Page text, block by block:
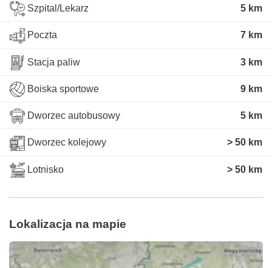
Szpital/Lekarz 5 km
Poczta 7 km
Stacja paliw 3 km
Boiska sportowe 9 km
Dworzec autobusowy 5 km
Dworzec kolejowy > 50 km
Lotnisko > 50 km
Lokalizacja na mapie